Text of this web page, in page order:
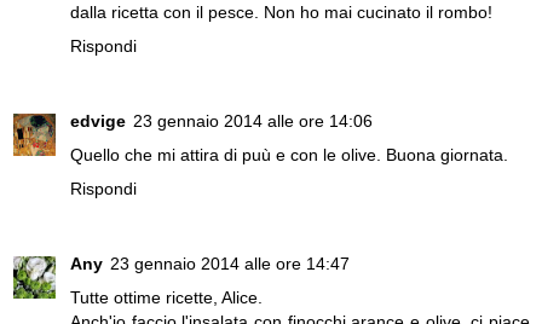
dalla ricetta con il pesce. Non ho mai cucinato il rombo!
Rispondi
edvige 23 gennaio 2014 alle ore 14:06
Quello che mi attira di puù e con le olive. Buona giornata.
Rispondi
Any 23 gennaio 2014 alle ore 14:47
Tutte ottime ricette, Alice.